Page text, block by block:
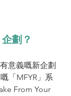
劃？
意義嘅新企劃
「MFYR」系
From Your